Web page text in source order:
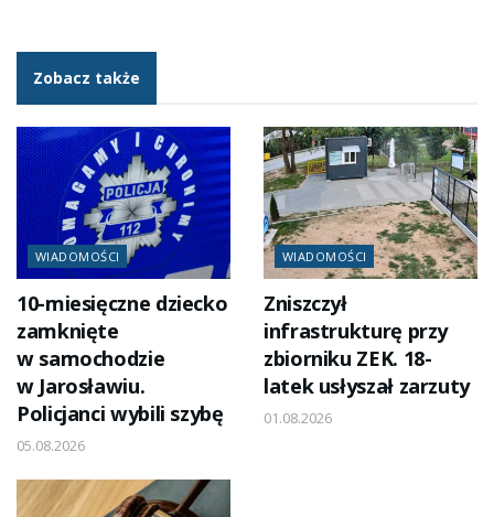
Zobacz także
WIADOMOŚCI
10-miesięczne dziecko
zamknięte
w samochodzie
w Jarosławiu.
Policjanci wybili szybę
05.08.2026
WIADOMOŚCI
Zniszczył
infrastrukturę przy
zbiorniku ZEK. 18-
latek usłyszał zarzuty
01.08.2026